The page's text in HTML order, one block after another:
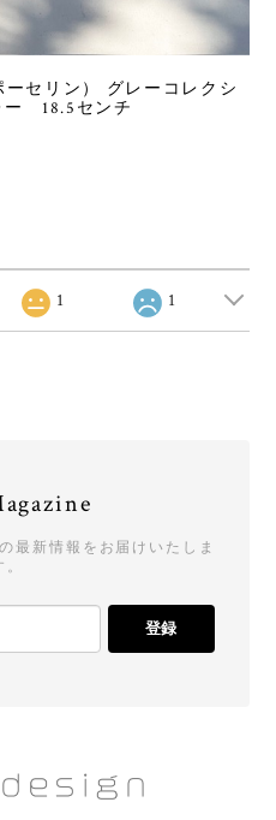
セリン） グレーコレクシ
18.5センチ
1 1
最新情報をお届けいたしま
。
登録